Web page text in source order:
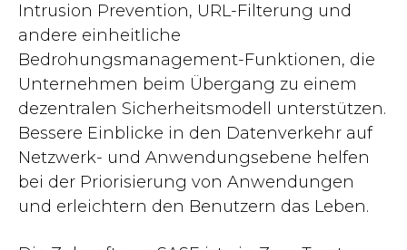
Intrusion Prevention, URL-Filterung und
andere einheitliche
Bedrohungsmanagement-Funktionen, die
Unternehmen beim Übergang zu einem
dezentralen Sicherheitsmodell unterstützen.
Bessere Einblicke in den Datenverkehr auf
Netzwerk- und Anwendungsebene helfen
bei der Priorisierung von Anwendungen
und erleichtern den Benutzern das Leben.